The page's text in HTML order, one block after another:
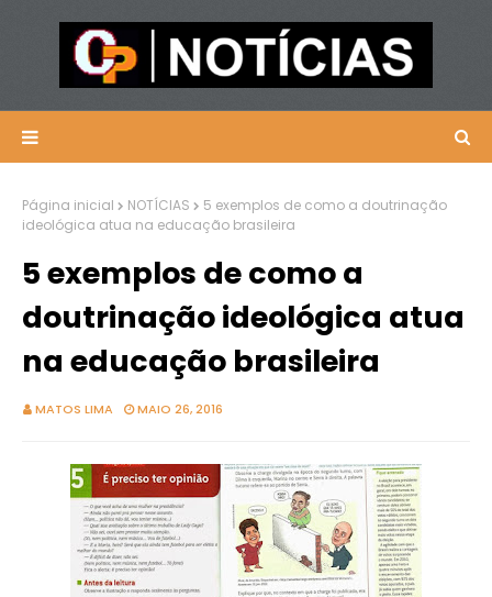
Página inicial NOTÍCIAS
5 exemplos de como a doutrinação
ideológica atua na educação brasileira
5 exemplos de como a
doutrinação ideológica atua
na educação brasileira
MATOS LIMA MAIO 26, 2016